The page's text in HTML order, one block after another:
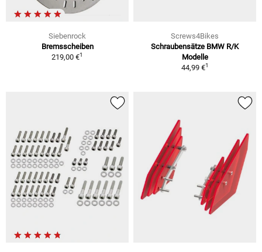
Siebenrock
Bremsscheiben
219,00 €1
Screws4Bikes
Schraubensätze BMW R/K
Modelle
44,99 €1